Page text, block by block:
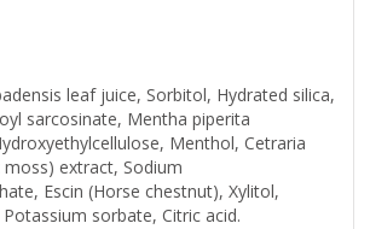
leaf juice, Sorbitol, Hydrated silica,
sarcosinate, Mentha piperita
Menthol, Cetraria
moss) extract, Sodium
Escin (Horse chestnut), Xylitol,
sorbate, Citric acid.